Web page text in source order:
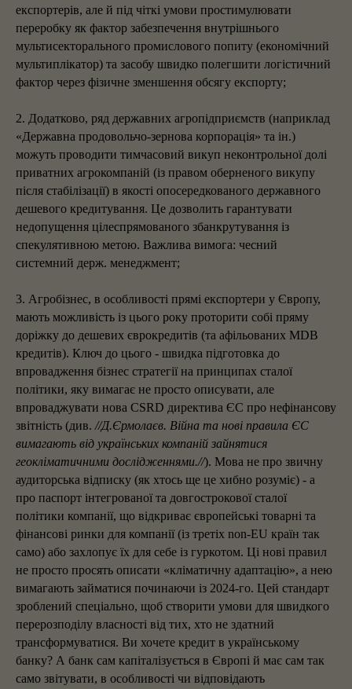
експортерів, але й під чіткі умови простимулювати
переробку як фактор забезпечення внутрішнього
мультисекторального промислового попиту (економічний
мультиплікатор) та засобу швидко полегшити логістичний
фактор через фізичне зменшення обсягу експорту;
2. Додатково, ряд державних агропідприємств (наприклад
«Державна продовольчо-зернова корпорація» та ін.)
можуть проводити тимчасовий викуп неконтрольної долі
приватних агрокомпаній (із правом оберненого викупу
після стабілізації) в якості опосередкованого державного
дешевого кредитування. Це дозволить гарантувати
недопущення цілеспрямованого збанкрутування із
спекулятивною метою. Важлива вимога: чесний
системний держ. менеджмент;
3. Агробізнес, в особливості прямі експортери у Європу,
мають можливість із цього року проторити собі пряму
доріжку до дешевих єврокредитів (та афільованих MDB
кредитів). Ключ до цього - швидка підготовка до
впровадження бізнес стратегії на принципах сталої
політики, яку вимагає не просто описувати, але
впроваджувати нова CSRD директива ЄС про нефінансову
звітність (див. //Д.Єрмолаєв. Війна та нові правила ЄС
вимагають від українських компаній зайнятися
геокліматичними дослідженнями.//). Мова не про звичну
аудиторська відписку (як хтось ще це хибно розуміє) - а
про паспорт інтегрованої та довгострокової сталої
політики компанії, що відкриває європейські товарні та
фінансові ринки для компанії (із третіх non-EU країн так
само) або захлопує їх для себе із гуркотом. Ці нові правил
не просто просять описати «кліматичну адаптацію», а нею
вимагають займатися починаючи із 2024-го. Цей стандарт
зроблений спеціально, щоб створити умови для швидкого
перерозподілу власності від тих, хто не здатний
трансформуватися. Ви хочете кредит в українському
банку? А банк сам капіталізується в Європі й має сам так
само звітувати, в особливості чи відповідають